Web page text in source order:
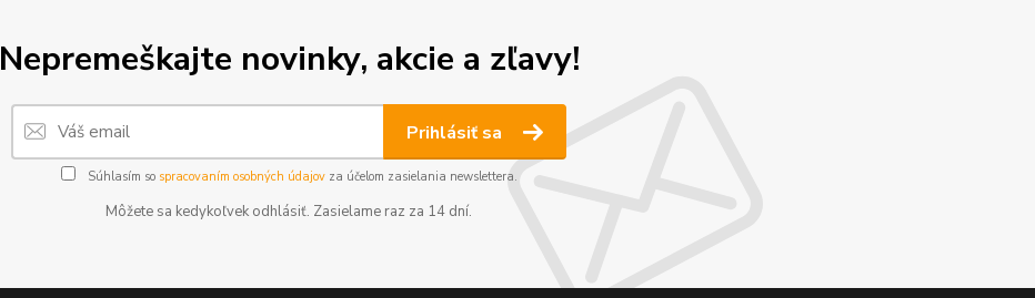
Nepremeškajte novinky, akcie a zľavy!
Prihlásiť sa
Súhlasím so spracovaním osobných údajovza účelom zasielania newslettera.
Môžete sa kedykoľvek odhlásiť. Zasielame raz za 14 dní.